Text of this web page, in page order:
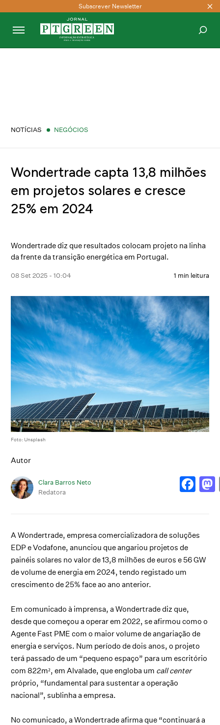
Subscrever Newsletter
NOTÍCIAS NEGÓCIOS
Wondertrade capta 13,8 milhões
em projetos solares e cresce
25% em 2024
Wondertrade diz que resultados colocam projeto na linha
da frente da transição energética em Portugal.
08 Set 2025 - 10:04 1 min leitura
Foto: Unsplash
Autor
Clara Barros Neto
Redatora
A Wondertrade, empresa comercializadora de soluções
EDP e Vodafone, anunciou que angariou projetos de
painéis solares no valor de 13,8 milhões de euros e 56 GW
de volume de energia em 2024, tendo registado um
crescimento de 25% face ao ano anterior.
Em comunicado à imprensa, a Wondertrade diz que,
desde que começou a operar em 2022, se afirmou como o
Agente Fast PME com o maior volume de angariação de
energia e serviços. Num período de dois anos, o projeto
terá passado de um “pequeno espaço” para um escritório
com 822m², em Alvalade, que engloba um call center
próprio, “fundamental para sustentar a operação
nacional”, sublinha a empresa.
No comunicado, a Wondertrade afirma que “continuará a